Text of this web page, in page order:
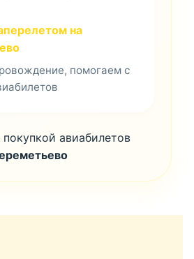
на
помогаем с
авиабилетов